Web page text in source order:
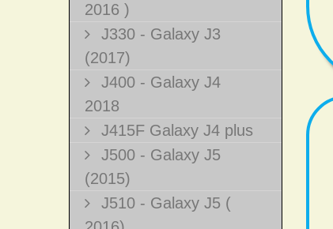
2016 )
J330 - Galaxy J3
(2017)
J400 - Galaxy J4
2018
J415F Galaxy J4 plus
J500 - Galaxy J5
(2015)
J510 - Galaxy J5 (